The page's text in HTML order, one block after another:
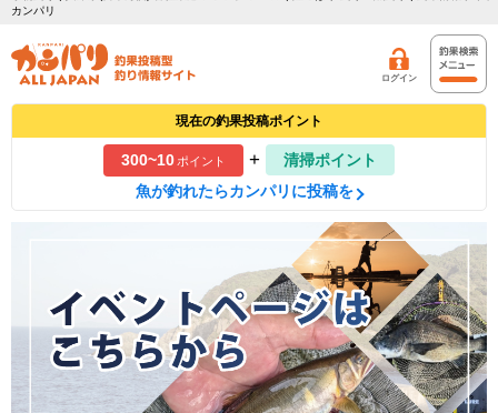
カンパリ
ログイン
現在の釣果投稿ポイント
300~10ポイント +
清掃ポイント
魚が釣れたらカンパリに投稿を